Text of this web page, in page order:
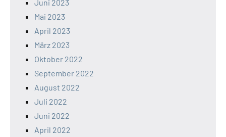
Juni 2023
Mai 2023
April 2023
März 2023
Oktober 2022
September 2022
August 2022
Juli 2022
Juni 2022
April 2022